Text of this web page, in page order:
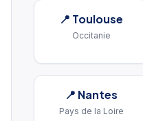
📍 Toulouse
Occitanie
📍 Nantes
Pays de la Loire